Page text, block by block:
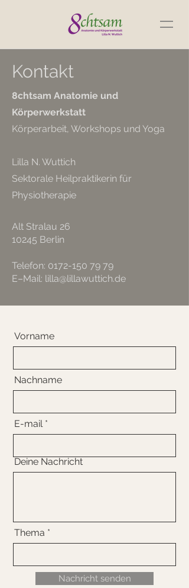
Kontakt
8chtsam Anatomie und
Körperwerkstatt
Körperarbeit, Workshops und Yoga
Lilla N. Wuttich
Sektorale Heilpraktikerin für
Physiotherapie
Alt Stralau 26
10245 Berlin
Telefon: 0172-150 79 79
E–Mail: lilla@lillawuttich.de
Vorname
Nachname
E-mail
Deine Nachricht
Thema
Nachricht senden